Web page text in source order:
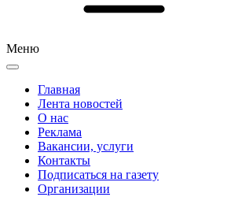
Меню
Главная
Лента новостей
О нас
Реклама
Вакансии, услуги
Контакты
Подписаться на газету
Организации